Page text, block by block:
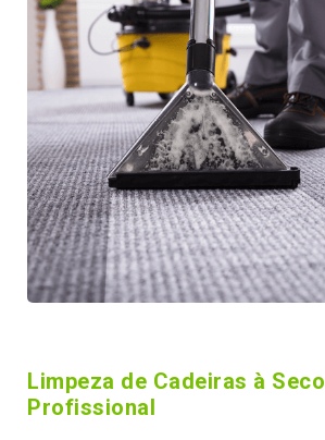
Limpeza de Cadeiras à Seco
Profissional